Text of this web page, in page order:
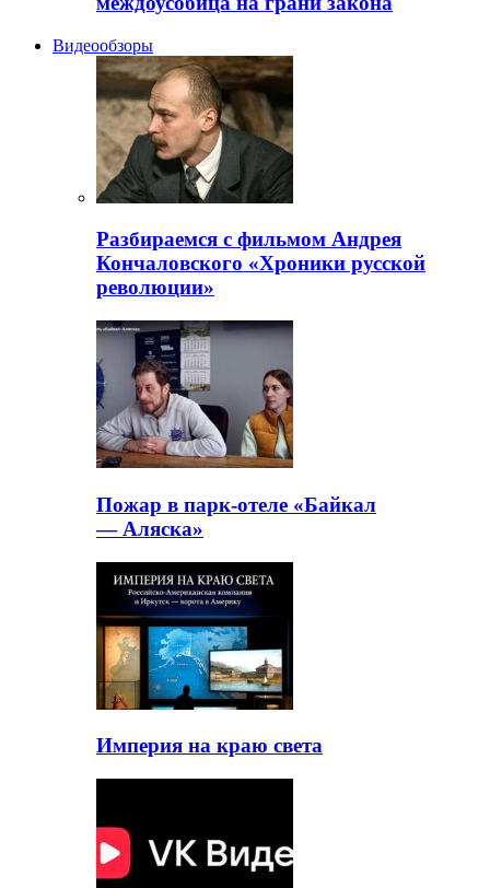
Видеообзоры
Разбираемся с фильмом Андрея
Кончаловского «Хроники русской
революции»
Пожар в парк-отеле «Байкал
— Аляска»
Империя на краю света